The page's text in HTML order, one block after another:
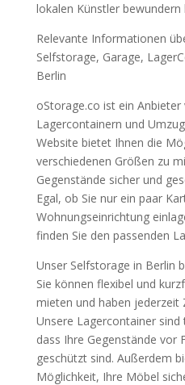
lokalen Künstler bewundern
Relevante Informationen
Selfstorage, Garage,
Berlin
oStorage.co ist ein
Lagercontainern und
Website bietet Ihnen die
verschiedenen Größen zu
Gegenstände sicher und
Egal, ob Sie nur ein paar
Wohnungseinrichtung
finden Sie den passenden
Unser Selfstorage in Berlin
Sie können flexibel und
mieten und haben jederzeit
Unsere Lagercontainer
dass Ihre Gegenstände vor
geschützt sind. Außerdem
Möglichkeit, Ihre Möbel